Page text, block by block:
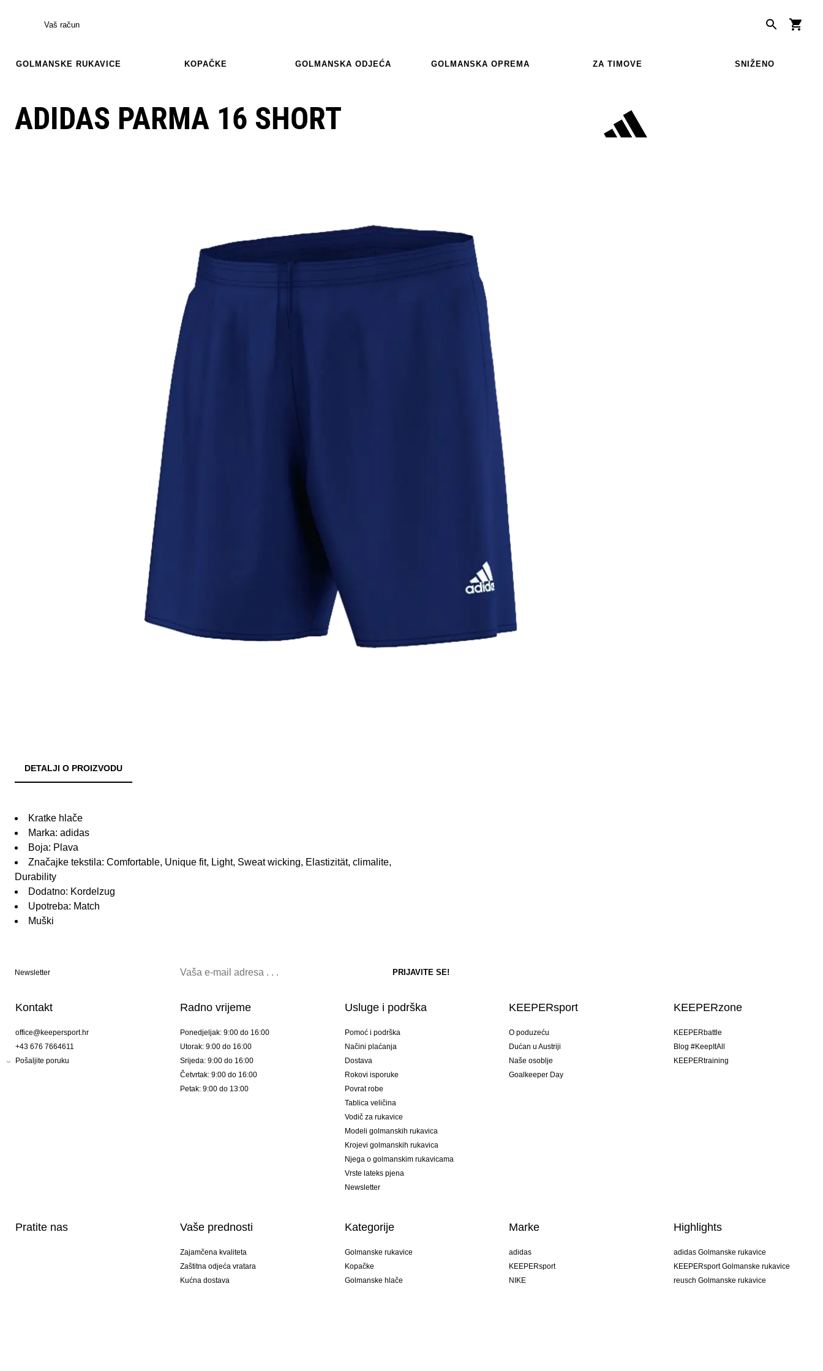
Vaš račun
GOLMANSKE RUKAVICE KOPAČKE GOLMANSKA ODJEĆA GOLMANSKA OPREMA ZA TIMOVE SNIŽENO
ADIDAS PARMA 16 SHORT
DETALJI O PROIZVODU
Kratke hlače
Marka: adidas
Boja: Plava
Značajke tekstila: Comfortable, Unique fit, Light, Sweat wicking, Elastizität, climalite,
Durability
Dodatno: Kordelzug
Upotreba: Match
Muški
Newsletter
Kontakt
office@keepersport.hr
+43 676 7664611
Pošaljite poruku
Radno vrijeme
Ponedjeljak: 9:00 do 16:00
Utorak: 9:00 do 16:00
Srijeda: 9:00 do 16:00
Četvrtak: 9:00 do 16:00
Petak: 9:00 do 13:00
Usluge i podrška
Pomoć i podrška
Načini plaćanja
Dostava
Rokovi isporuke
Povrat robe
Tablica veličina
Vodič za rukavice
Modeli golmanskih rukavica
Krojevi golmanskih rukavica
Njega o golmanskim rukavicama
Vrste lateks pjena
Newsletter
KEEPERsport
O poduzeću
Dućan u Austriji
Naše osoblje
Goalkeeper Day
KEEPERzone
KEEPERbattle
Blog #KeepItAll
KEEPERtraining
Pratite nas Vaše prednosti
Zajamčena kvaliteta
Zaštitna odjeća vratara
Kućna dostava
Kategorije
Golmanske rukavice
Kopačke
Golmanske hlače
Marke
adidas
KEEPERsport
NIKE
Highlights
adidas Golmanske rukavice
KEEPERsport Golmanske rukavice
reusch Golmanske rukavice